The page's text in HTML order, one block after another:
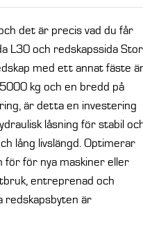
det är precis vad du får
L30 och redskapssida
med ett annat fäste
kg och en bredd på
är detta en investering
låsning för stabil
lång livslängd. Optimerar
för för nya maskiner eller
entreprenad och
redskapsbyten är